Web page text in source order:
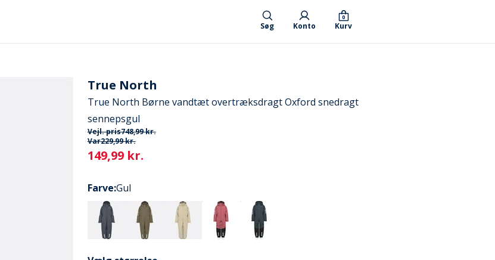
Søg Konto Kurv
0
True North
True North Børne vandtæt overtræksdragt Oxford snedragt
sennepsgul
Vejl. pris748,99 kr.
Var229,99 kr.
Current
149,99 kr.
Farve:Gul